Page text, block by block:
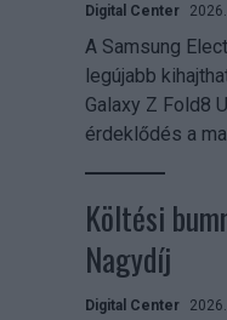
Digital Center
A Samsung
legújabb
Galaxy Z Fold8
érdeklődés a
Költési
Nagydíj
Digital Center